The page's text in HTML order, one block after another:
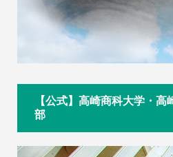
【公式】高崎商科大学・
部